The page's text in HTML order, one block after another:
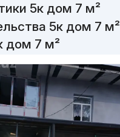
5к дом 7 м²
5к дом 7 м²
дом 7 м²